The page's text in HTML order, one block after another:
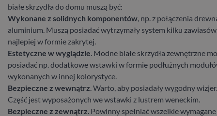
białe skrzydła do domu muszą być:
Wykonane z solidnych komponentów, np. z połączenia
aluminium. Muszą posiadać wytrzymały system kilku
najlepiej w formie zakrytej.
Estetyczne w wyglądzie. Modne białe skrzydła zewnętrzne
posiadać np. dodatkowe wstawki w formie podłużnych
wykonanych w innej kolorystyce.
Bezpieczne z wewnątrz. Warto, aby posiadały wygodny wizjer.
Część jest wyposażonych we wstawki z lustrem weneckim.
Bezpieczne z zewnątrz. Powinny spełniać wszelkie wymagane